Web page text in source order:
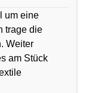
um eine
trage die
Weiter
am Stück